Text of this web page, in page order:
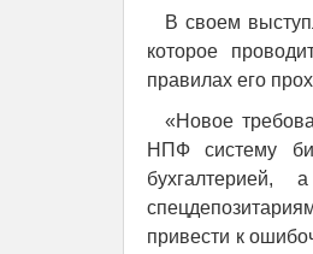
В своем
которое
правилах его
«Новое
НПФ систему
привести к